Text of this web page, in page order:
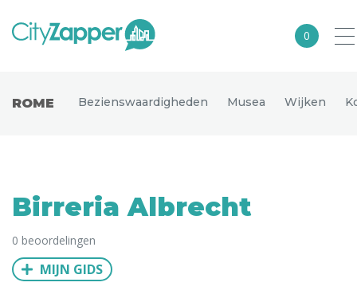
0
Europa
Noord-Amerika
Azië
ROME Bezienswaardigheden Musea Wijken
Birreria Albrecht
0 beoordelingen
MIJN GIDS